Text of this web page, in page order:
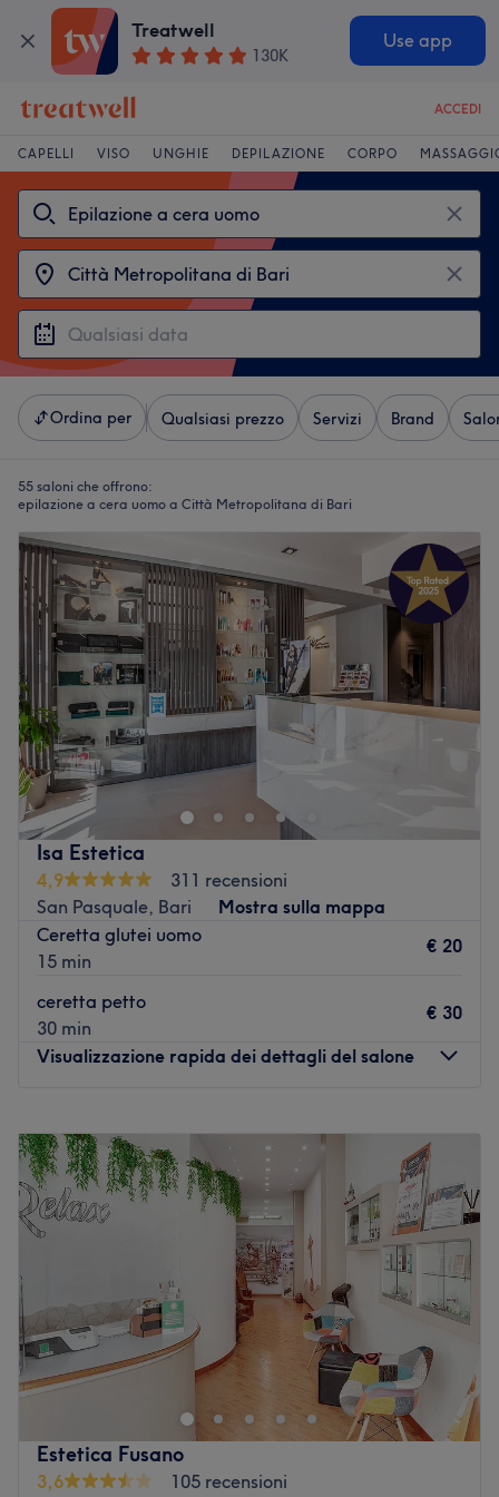
Treatwell
130K
Use app
ACCEDI
CAPELLI VISO UNGHIE DEPILAZIONE CORPO
Ordina per Qualsiasi prezzo Servizi Brand
55 saloni che offrono:
epilazione a cera uomo a Città Metropolitana di Bari
Isa Estetica
4,9
311 recensioni
San Pasquale, Bari
Mostra sulla mappa
Ceretta glutei uomo
15 min
€ 20
ceretta petto
30 min
€ 30
Visualizzazione rapida dei dettagli del salone
Martedì
19:00
Mercoledì
19:00
Giovedì
08:30
19:00
Venerdì
08:30 19:00
08:30 –19:00
Chiuso
Isa Estetica è il tuo angolo di bellezza a Bari, in zona
Poggiofranco, dove dal 2018 puoi finalmente staccare la
spina e dedicarti un momento tutto per te. Lasciati
coccolare da trattamenti viso e corpo su misura, pensati
per farti sentire subito rigenerata e valorizzare al meglio
la tua naturale bellezza.
Estetica Fusano
3,6
105 recensioni